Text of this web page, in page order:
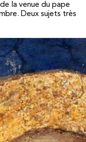
la venue du pape
Deux sujets très